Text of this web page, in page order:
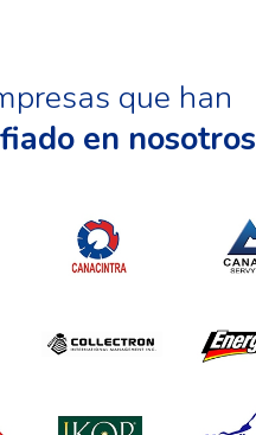
que han
en nosotros